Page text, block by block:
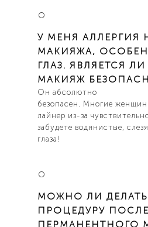
У МЕНЯ
МАКИЯЖА,
ГЛАЗ. ЯВЛЯЕТСЯ
МАКИЯЖ
Он абсолютно
безопасен. Многие
лайнер из-за
забудете водянистые,
глаза!
МОЖНО ЛИ
ПРОЦЕДУРУ ПОСЛЕ
ПЕРМАНЕНТНОГО